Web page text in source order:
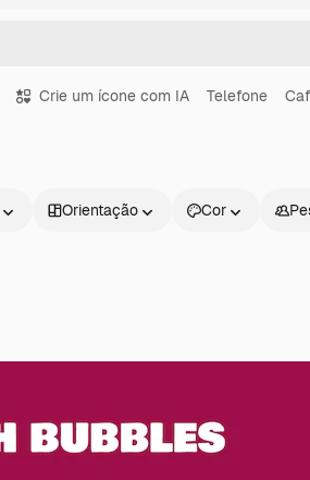
Crie um ícone com IA Telefone
Orientação Cor